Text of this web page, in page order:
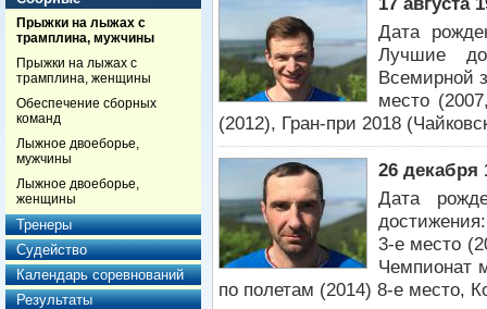
Прыжки на лыжах с
трамплина, мужчины
Прыжки на лыжах с
трамплина, женщины
Обеспечение сборных
команд
Лыжное двоеборье,
мужчины
Лыжное двоеборье,
женщины
Тренеры
Судейство
Календарь соревнований
Результаты
Дата
Лучшие
Всемирной
место
(2012), Гран-при 2018
26 декабря
Дата
3-е место
Чемпионат
по полетам (2014) 8-е место,